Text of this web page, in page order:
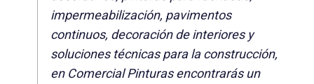
impermeabilización, pavimentos
continuos, decoración de interiores y
soluciones técnicas para la construcción,
en Comercial Pinturas encontrarás un